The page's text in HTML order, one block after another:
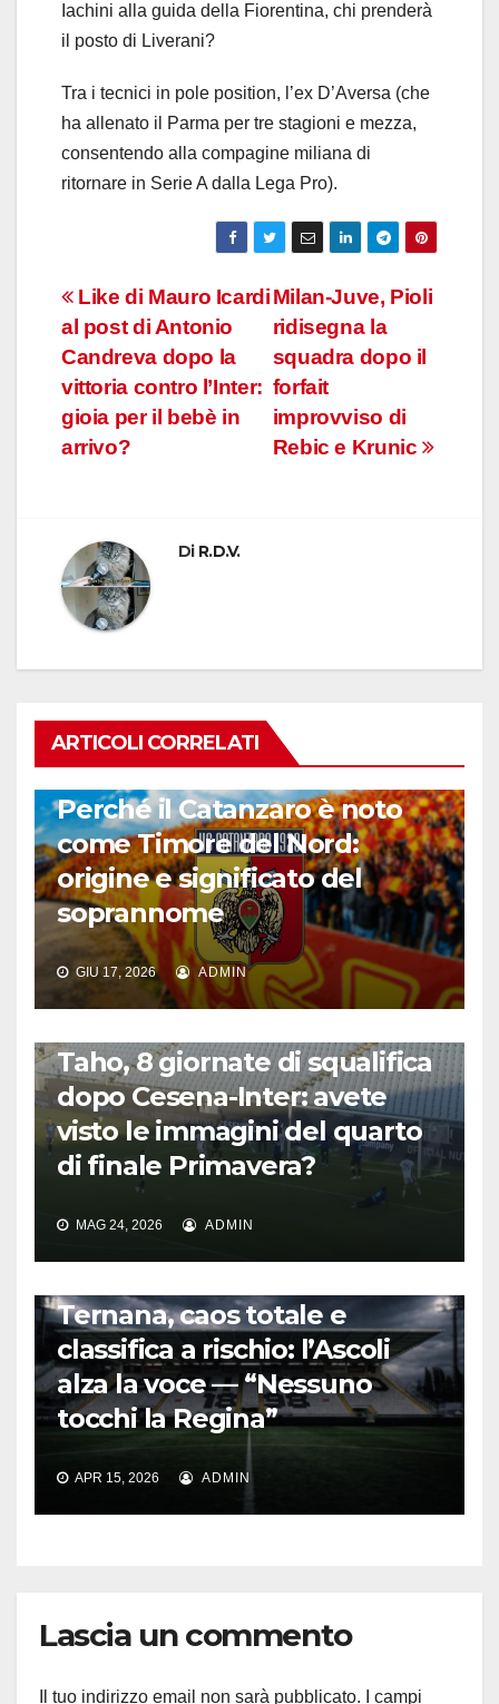
Iachini alla guida della Fiorentina, chi prenderà
il posto di Liverani?
Tra i tecnici in pole position, l’ex D’Aversa (che
ha allenato il Parma per tre stagioni e mezza,
consentendo alla compagine miliana di
ritornare in Serie A dalla Lega Pro).
Navigazione
articoli
Milan-Juve, Pioli
ridisegna la
squadra dopo il
forfait
improvviso di
Rebic e Krunic
Like di Mauro Icardi
al post di Antonio
Candreva dopo la
vittoria contro l’Inter:
gioia per il bebè in
arrivo?
Di R.D.V.
ARTICOLI CORRELATI
Perché il Catanzaro è noto
come Timore del Nord:
origine e significato del
soprannome
GIU 17, 2026 ADMIN
Taho, 8 giornate di squalifica
dopo Cesena-Inter: avete
visto le immagini del quarto
di finale Primavera?
MAG 24, 2026 ADMIN
Ternana, caos totale e
classifica a rischio: l’Ascoli
alza la voce — “Nessuno
tocchi la Regina”
APR 15, 2026 ADMIN
Lascia un commento
Il tuo indirizzo email non sarà pubblicato. I campi